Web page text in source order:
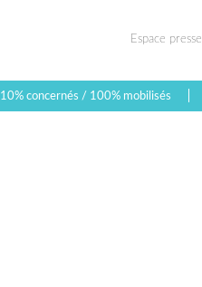
Espace presse
10% concernés / 100% mobilisés